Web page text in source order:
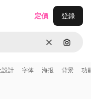
清除 通過圖
定價 登錄
設計 字体 海报 背景 功